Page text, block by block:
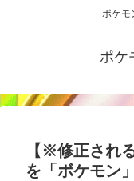
ポケモ
ポケ
【※修正され
を「ボケモン